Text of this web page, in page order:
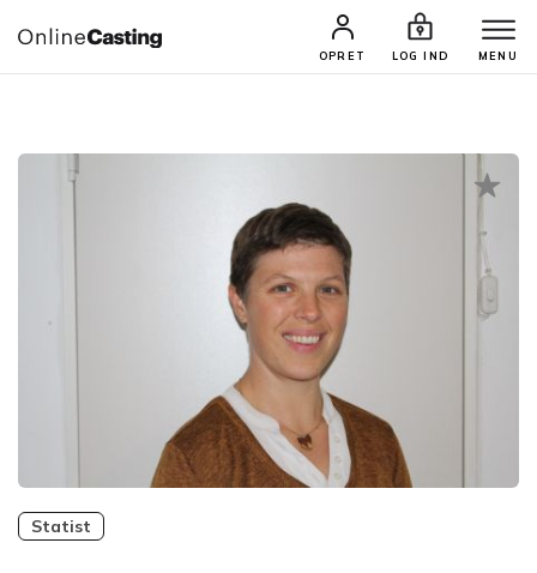
OPRET LOG IND MENU
CASTINGS & JOBS SØG PROFIL
Statist